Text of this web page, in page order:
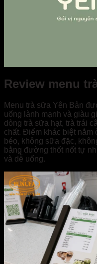
Review menu
Menu trà sữa Yên Bản
uống lành mạnh và giàu
dòng trà sữa hạt, trà trái
chất. Điểm khác biệt
béo, không sữa đặc,
bằng đường thốt nốt tự
và dễ uống.